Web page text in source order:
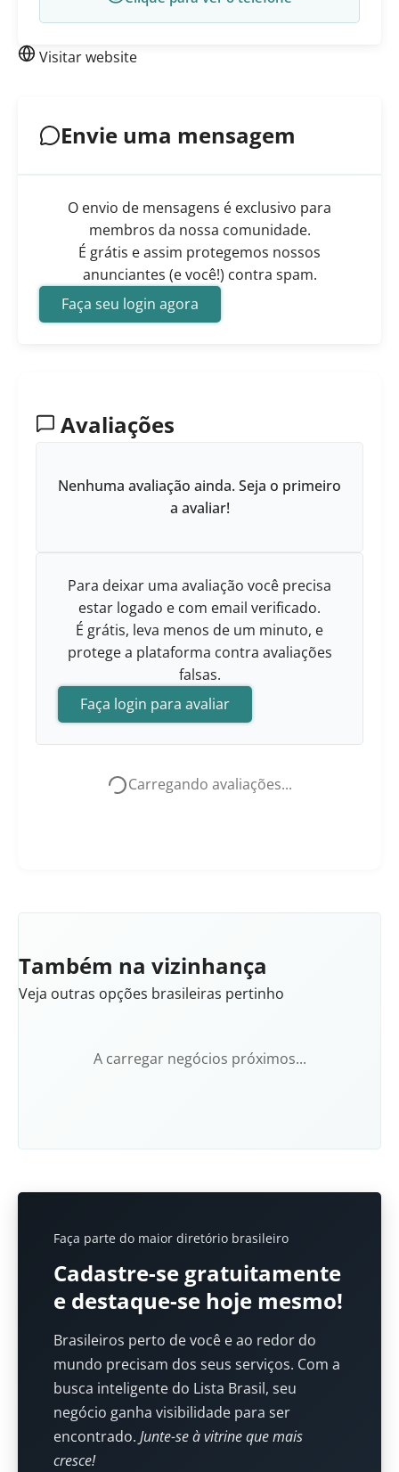
Visitar website
Envie uma mensagem
O envio de mensagens é exclusivo para
membros da nossa comunidade.
É grátis e assim protegemos nossos
anunciantes (e você!) contra spam.
Faça seu login agora
Avaliações
Nenhuma avaliação ainda. Seja o primeiro
a avaliar!
Para deixar uma avaliação você precisa
estar logado e com email verificado.
É grátis, leva menos de um minuto, e
protege a plataforma contra avaliações
falsas.
Faça login para avaliar
Carregando avaliações...
Também na vizinhança
Veja outras opções brasileiras pertinho
A carregar negócios próximos...
Faça parte do maior diretório brasileiro
Cadastre-se gratuitamente
e destaque-se hoje mesmo!
Brasileiros perto de você e ao redor do
mundo precisam dos seus serviços. Com a
busca inteligente do Lista Brasil, seu
negócio ganha visibilidade para ser
encontrado. Junte-se à vitrine que mais
cresce!